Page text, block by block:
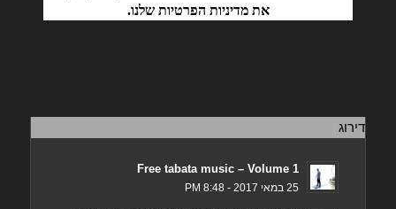
אתמדיניות הפרטיותשלנו.
דירוג
Free tabata music – Volume 1
25 במאי 2017 - 8:48 PM